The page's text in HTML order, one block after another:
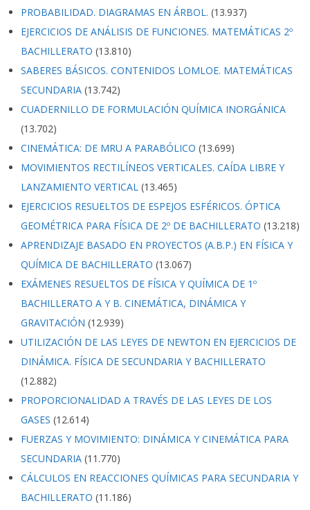
PROBABILIDAD. DIAGRAMAS EN ÁRBOL. (13.937)
EJERCICIOS DE ANÁLISIS DE FUNCIONES. MATEMÁTICAS 2º
BACHILLERATO (13.810)
SABERES BÁSICOS. CONTENIDOS LOMLOE. MATEMÁTICAS
SECUNDARIA (13.742)
CUADERNILLO DE FORMULACIÓN QUÍMICA INORGÁNICA
(13.702)
CINEMÁTICA: DE MRU A PARABÓLICO (13.699)
MOVIMIENTOS RECTILÍNEOS VERTICALES. CAÍDA LIBRE Y
LANZAMIENTO VERTICAL (13.465)
EJERCICIOS RESUELTOS DE ESPEJOS ESFÉRICOS. ÓPTICA
GEOMÉTRICA PARA FÍSICA DE 2º DE BACHILLERATO (13.218)
APRENDIZAJE BASADO EN PROYECTOS (A.B.P.) EN FÍSICA Y
QUÍMICA DE BACHILLERATO (13.067)
EXÁMENES RESUELTOS DE FÍSICA Y QUÍMICA DE 1º
BACHILLERATO A Y B. CINEMÁTICA, DINÁMICA Y
GRAVITACIÓN (12.939)
UTILIZACIÓN DE LAS LEYES DE NEWTON EN EJERCICIOS DE
DINÁMICA. FÍSICA DE SECUNDARIA Y BACHILLERATO
(12.882)
PROPORCIONALIDAD A TRAVÉS DE LAS LEYES DE LOS
GASES (12.614)
FUERZAS Y MOVIMIENTO: DINÁMICA Y CINEMÁTICA PARA
SECUNDARIA (11.770)
CÁLCULOS EN REACCIONES QUÍMICAS PARA SECUNDARIA Y
BACHILLERATO (11.186)